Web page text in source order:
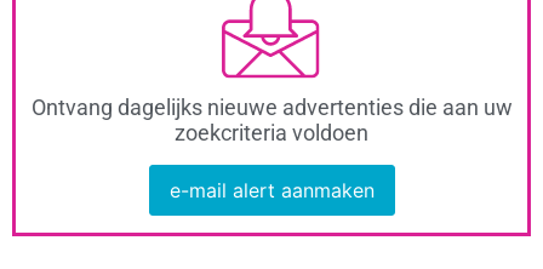
Ontvang dagelijks nieuwe advertenties die aan uw
zoekcriteria voldoen
e-mail alert aanmaken